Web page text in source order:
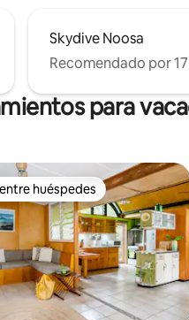
Skydive Noosa
Recomendado por
para
huéspedes
huéspedes